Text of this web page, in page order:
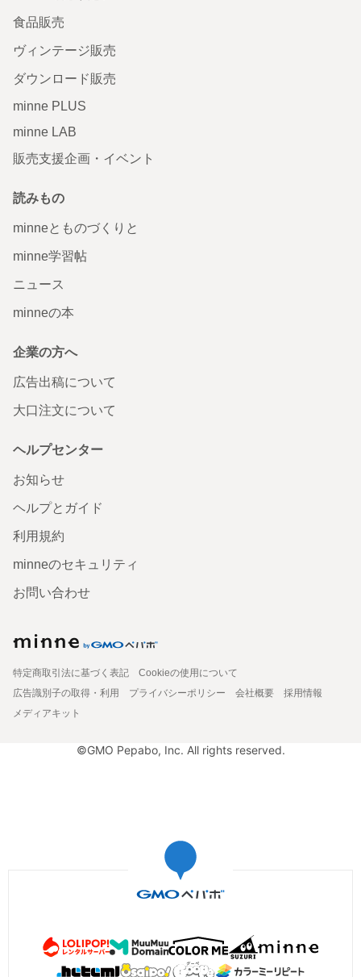
食品販売
ヴィンテージ販売
ダウンロード販売
minne PLUS
minne LAB
販売支援企画・イベント
読みもの
minneとものづくりと
minne学習帖
ニュース
minneの本
企業の方へ
広告出稿について
大口注文について
ヘルプセンター
お知らせ
ヘルプとガイド
利用規約
minneのセキュリティ
お問い合わせ
特定商取引法に基づく表記
Cookieの使用について
広告識別子の取得・利用
プライバシーポリシー 会社概要
採用情報
メディアキット
©GMO Pepabo, Inc. All rights reserved.